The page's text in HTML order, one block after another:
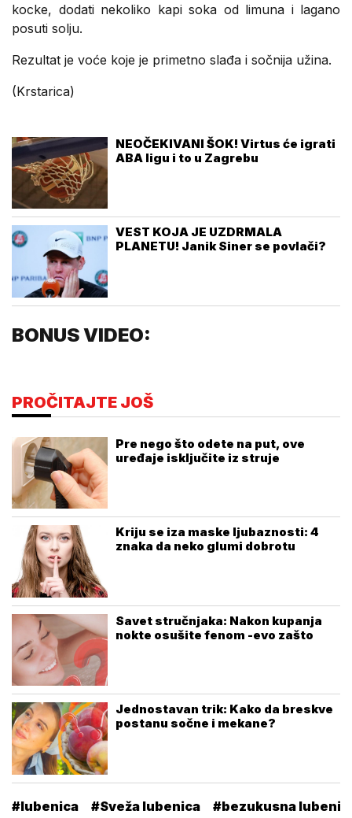
kocke, dodati nekoliko kapi soka od limuna i lagano
posuti solju.
Rezultat je voće koje je primetno slađa i sočnija užina.
(Krstarica)
NEOČEKIVANI ŠOK! Virtus će igrati
ABA ligu i to u Zagrebu
VEST KOJA JE UZDRMALA
PLANETU! Janik Siner se povlači?
BONUS VIDEO:
PROČITAJTE JOŠ
Pre nego što odete na put, ove
uređaje isključite iz struje
Kriju se iza maske ljubaznosti: 4
znaka da neko glumi dobrotu
Savet stručnjaka: Nakon kupanja
nokte osušite fenom -evo zašto
Jednostavan trik: Kako da breskve
postanu sočne i mekane?
#lubenica #Sveža lubenica #bezukusna